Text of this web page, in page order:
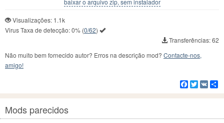
Visualizações: 1.1k
Virus Taxa de detecção:0% (0/62)
Transferências: 62
Não muito bem fornecido autor? Erros na descrição mod? Contacte-nos,
amigo!
Facebook
Twitter
VK
Mods parecidos